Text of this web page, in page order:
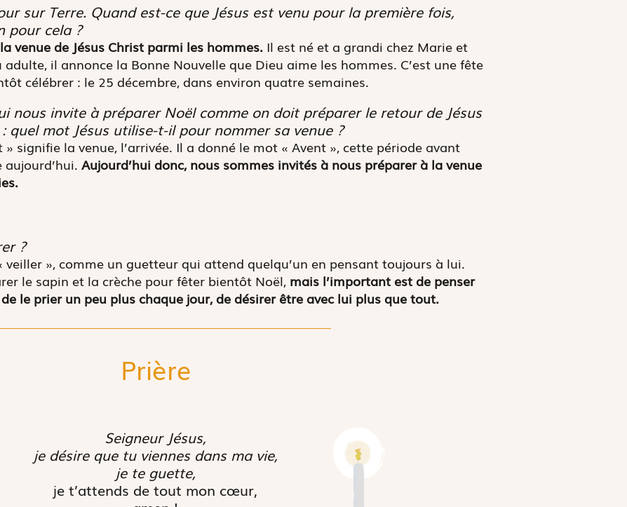
sur Terre. Quand est-ce que Jésus est venu pour la première fois,
pour cela ?
venue de Jésus Christ parmi les hommes. Il est né et a grandi chez Marie et
adulte, il annonce la Bonne Nouvelle que Dieu aime les hommes. C’est une fête
célébrer : le 25 décembre, dans environ quatre semaines.
nous invite à préparer Noël comme on doit préparer le retour de Jésus
quel mot Jésus utilise-t-il pour nommer sa venue ?
signifie la venue, l’arrivée. Il a donné le mot « Avent », cette période avant
Aujourd’hui donc, nous sommes invités à nous préparer à la venue
?
veiller », comme un guetteur qui attend quelqu’un en pensant toujours à lui.
le sapin et la crèche pour fêter bientôt Noël, mais l’important est de penser
le prier un peu plus chaque jour, de désirer être avec lui plus que tout.
Prière
Seigneur Jésus,
je désire que tu viennes dans ma vie,
je te guette,
je t’attends de tout mon cœur,